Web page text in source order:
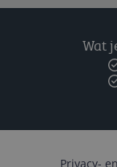
Wat
Privacy-